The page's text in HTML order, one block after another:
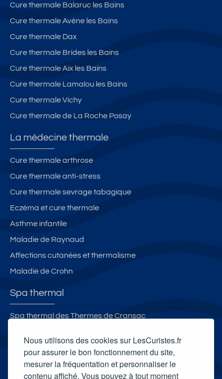
Nous utilisons des cookies sur LesCuristes.fr
pour assurer le bon fonctionnement du site,
mesurer la fréquentation et personnaliser le
contenu affiché. Vous pouvez à tout moment
Cure thermale Balaruc les Bains
Cure thermale Avène les Bains
Cure thermale Dax
Cure thermale Brides les Bains
Cure thermale Aix les Bains
Cure thermale Lamalou les Bains
Cure thermale Vichy
Cure thermale de La Roche Posay
La médecine thermale
Cure thermale arthrose
Cure thermale anti-stress
Cure thermale sevrage tabagique
Eczéma et cure thermale
Asthme infantile
Maladie de Raynaud
Affections cutanées et thermalisme
Maladie de Crohn
Spa thermal
Spa thermal des Thermes de Cransac
Célestins Spa Thermal